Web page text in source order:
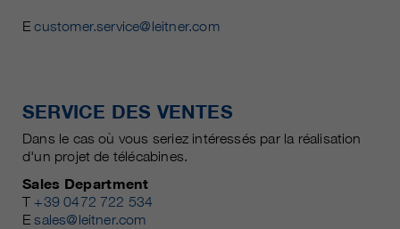
Ecustomer.service@leitner.com
SERVICE DES VENTES
Dans le cas où vous seriez intéressés par la réalisation
d'un projet de télécabines.
Sales Department
T +39 0472 722 534
Esales@leitner.com